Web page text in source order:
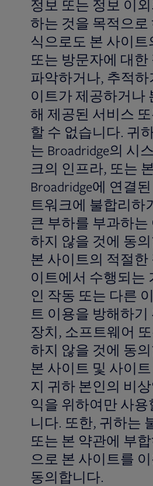
정보 또는 정보 이
하는 것을 목적으
식으로도 본 사이
또는 방문자에 대
파악하거나, 추적
이트가 제공하거나
해 제공된 서비스
할 수 없습니다. 귀
는 Broadridge의 시
크의 인프라, 또는
Broadridge에 연결
트워크에 불합리하
큰 부하를 부과하는
하지 않을 것에 동
본 사이트의 적절
이트에서 수행되는
인 작동 또는 다른
트 이용을 방해하
장치, 소프트웨어
하지 않을 것에 동
본 사이트 및 사이
지 귀하 본인의 비
익을 위하여만 사
니다. 또한, 귀하는
또는 본 약관에 부
으로 본 사이트를
동의합니다.